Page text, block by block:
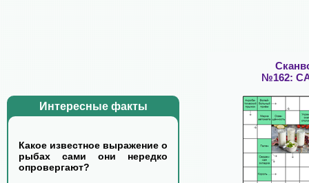
Интересные факты
Какое известное выражение о
рыбах сами они нередко
опровергают?
№162: